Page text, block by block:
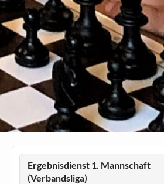
Ergebnisdienst 1. Mannschaft
(Verbandsliga)